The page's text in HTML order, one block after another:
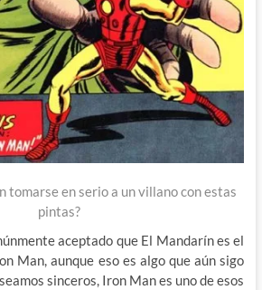
tomarse en serio a un villano con estas
pintas?
aceptado que El Mandarín es el
Man, aunque eso es algo que aún sigo
sinceros, Iron Man es uno de esos